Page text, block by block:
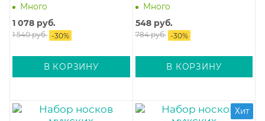
пролонгированным
антибактериальным и
противогрибковым
действием от
Много
1 078 руб.
1 540руб. -30%
В КОРЗИНУ
пролонгированным
антибактериальным и
противогрибковым
действием от
Много
548руб.
784руб. -30%
В КОРЗИНУ
Хит